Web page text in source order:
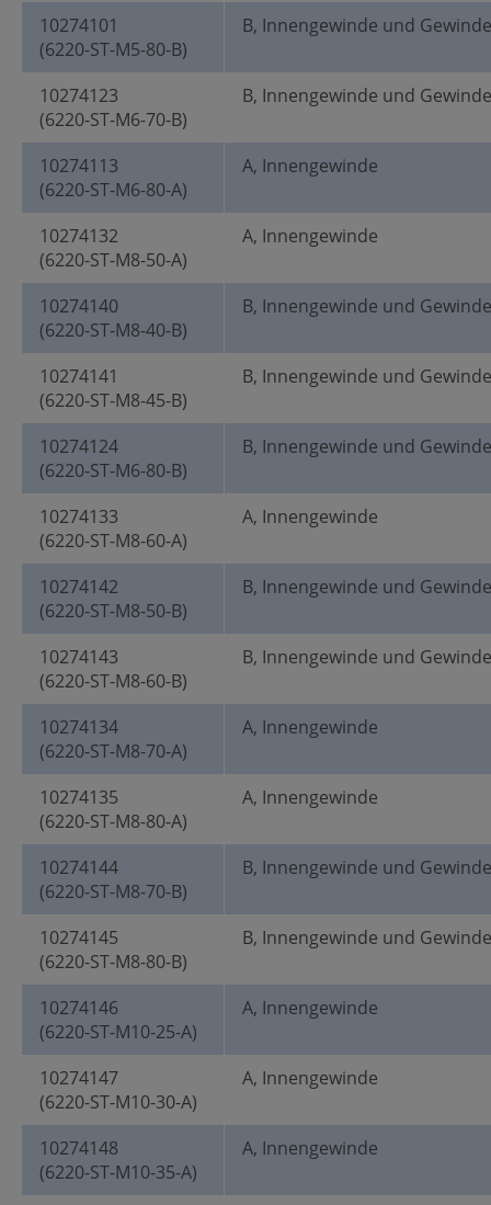
10274101
(6220-ST-M5-80-B)
B, Innengewinde und
10274123
(6220-ST-M6-70-B)
B, Innengewinde und
10274113
(6220-ST-M6-80-A)
A, Innengewinde
10274132
(6220-ST-M8-50-A)
A, Innengewinde
10274140
(6220-ST-M8-40-B)
B, Innengewinde und
10274141
(6220-ST-M8-45-B)
B, Innengewinde und
10274124
(6220-ST-M6-80-B)
B, Innengewinde und
10274133
(6220-ST-M8-60-A)
A, Innengewinde
10274142
(6220-ST-M8-50-B)
B, Innengewinde und
10274143
(6220-ST-M8-60-B)
B, Innengewinde und
10274134
(6220-ST-M8-70-A)
A, Innengewinde
10274135
(6220-ST-M8-80-A)
A, Innengewinde
10274144
(6220-ST-M8-70-B)
B, Innengewinde und
10274145
(6220-ST-M8-80-B)
B, Innengewinde und
10274146
(6220-ST-M10-25-A)
A, Innengewinde
10274147
(6220-ST-M10-30-A)
A, Innengewinde
10274148
(6220-ST-M10-35-A)
A, Innengewinde